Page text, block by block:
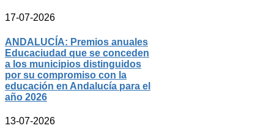
17-07-2026
ANDALUCÍA: Premios anuales
Educaciudad que se conceden
a los municipios distinguidos
por su compromiso con la
educación en Andalucía para el
año 2026
13-07-2026